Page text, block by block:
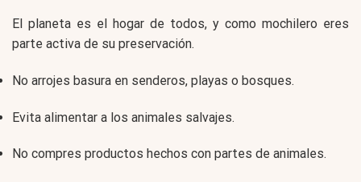
El planeta es el hogar de todos, y como mochilero eres
parte activa de su preservación.
No arrojes basura en senderos, playas o bosques.
Evita alimentar a los animales salvajes.
No compres productos hechos con partes de animales.